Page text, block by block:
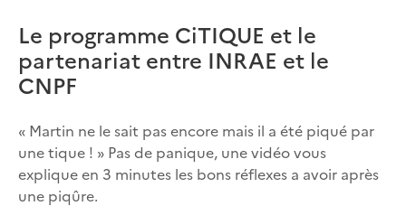
Le programme CiTIQUE et le
partenariat entre INRAE et le
CNPF
« Martin ne le sait pas encore mais il a été piqué par
une tique ! » Pas de panique, une vidéo vous
explique en 3 minutes les bons réflexes a avoir après
une piqûre.